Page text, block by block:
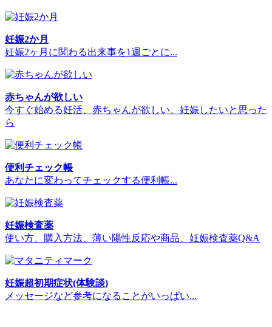
妊娠2か月
妊娠2ヶ月に関わる出来事を1週ごとに...
赤ちゃんが欲しい
今すぐ始める妊活、赤ちゃんが欲しい、妊娠したいと思った
ら
便利チェック帳
あなたに変わってチェックする便利帳...
妊娠検査薬
使い方、購入方法、薄い陽性反応や商品、妊娠検査薬Q&A
妊娠超初期症状(体験談)
メッセージなど参考になることがいっぱい...